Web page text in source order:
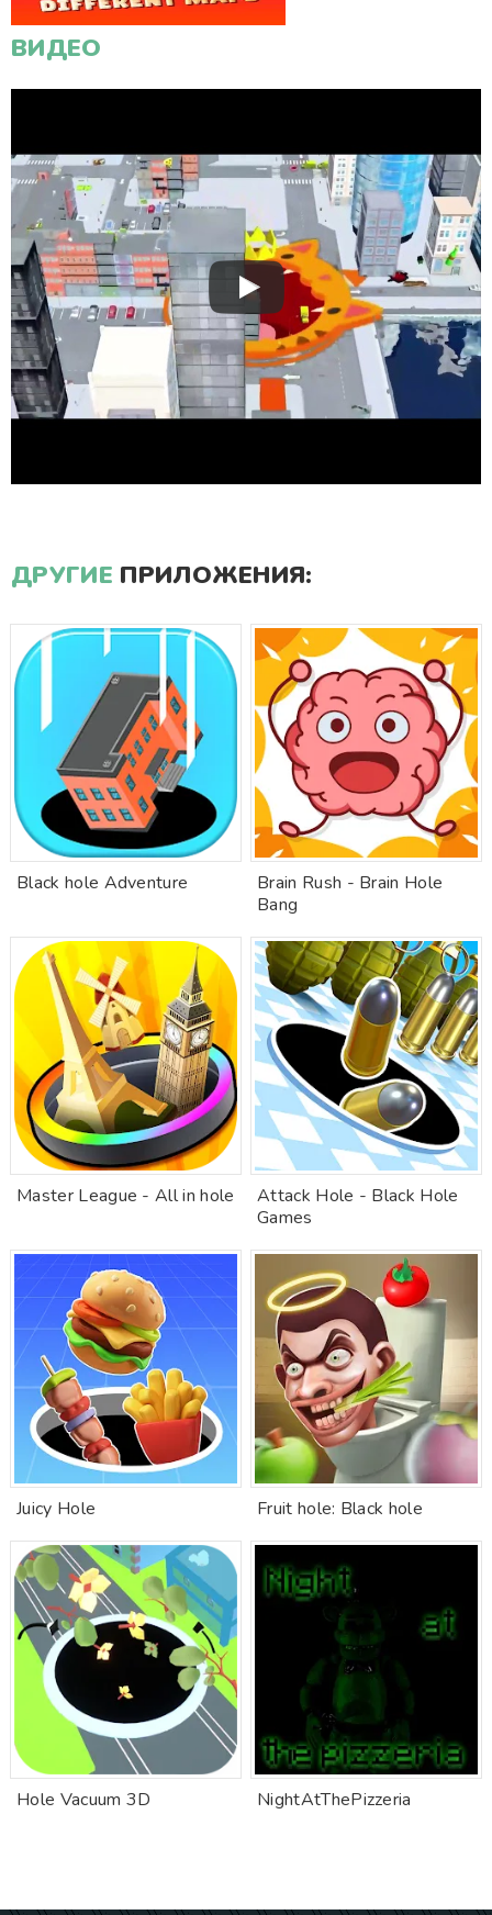
ВИДЕО
ДРУГИЕ ПРИЛОЖЕНИЯ:
Black hole Adventure
Brain Rush - Brain Hole
Bang
Master League - All in hole
Attack Hole - Black Hole
Games
Juicy Hole Fruit hole: Black hole
Hole Vacuum 3D NightAtThePizzeria